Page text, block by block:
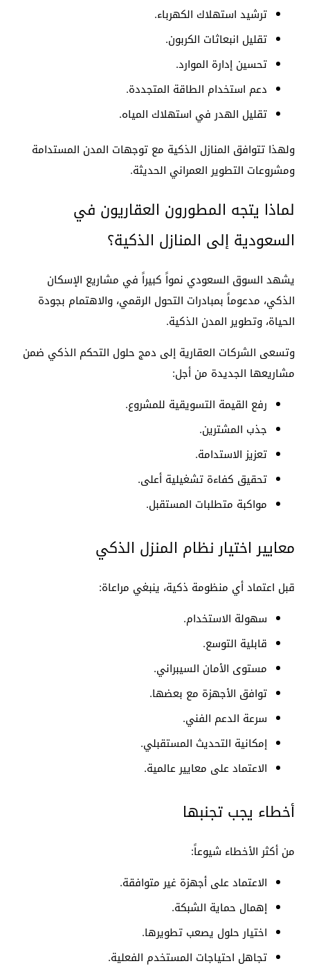
ترشيد استهلاك الكهرباء.
تقليل انبعاثات الكربون.
تحسين إدارة الموارد.
دعم استخدام الطاقة المتجددة.
تقليل الهدر في استهلاك المياه.
ولهذا تتوافق المنازل الذكية مع توجهات المدن المستدامة
ومشروعات التطوير العمراني الحديثة.
لماذا يتجه المطورون العقاريون في
السعودية إلى المنازل الذكية؟
يشهد السوق السعودي نمواً كبيراً في مشاريع الإسكان
الذكي، مدعوماً بمبادرات التحول الرقمي، والاهتمام بجودة
الحياة، وتطوير المدن الذكية.
وتسعى الشركات العقارية إلى دمج حلول التحكم الذكي ضمن
مشاريعها الجديدة من أجل:
رفع القيمة التسويقية للمشروع.
جذب المشترين.
تعزيز الاستدامة.
تحقيق كفاءة تشغيلية أعلى.
مواكبة متطلبات المستقبل.
معايير اختيار نظام المنزل الذكي
قبل اعتماد أي منظومة ذكية، ينبغي مراعاة:
سهولة الاستخدام.
قابلية التوسع.
مستوى الأمان السيبراني.
توافق الأجهزة مع بعضها.
سرعة الدعم الفني.
إمكانية التحديث المستقبلي.
الاعتماد على معايير عالمية.
أخطاء يجب تجنبها
من أكثر الأخطاء شيوعاً:
الاعتماد على أجهزة غير متوافقة.
إهمال حماية الشبكة.
اختيار حلول يصعب تطويرها.
تجاهل احتياجات المستخدم الفعلية.